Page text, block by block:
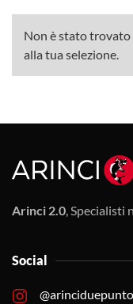
Non è stato
alla tua selezione.
Arinci 2.0, Specialisti
Social